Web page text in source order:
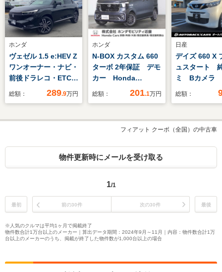
ホンダ
ヴェゼル 1.5 e:HEV Z
ワンオーナー・ナビ・
前後ドラレコ・ETC・
ワイヤレス充電・電子
ライト・衝突軽減ブレ
ー・オートエアコン・
総額： 289.9万円
ホンダ
N-BOX カスタム 660
ターボ 2年保証 デモ
カー Honda
CONNECTナビ ドラ
ドドア 渋滞追従機能
付アダプティブクルー
ルシフト
総額： 201.1万円
日産
デイズ 660 X
ュスタート
ミ Bカメラ
総額：
フィアット クーボ（全国）の中古車
物件更新時にメールを受け取る
1/1
最初 前の30件 次の30件 最後
※人気のクルマは平均1ヶ月で掲載終了
物件数合計1万台以上のメーカー｜算出データ期間：2024年9月～11月｜内容：物件数合計1万
台以上のメーカーのうち、掲載が終了した物件数が1,000台以上の場合